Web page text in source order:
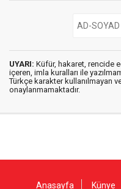
UYARI: Küfür, hakaret, rencide
içeren, imla kuralları ile
Türkçe karakter kullanılmayan
onaylanmamaktadır.
Anasayfa Künye